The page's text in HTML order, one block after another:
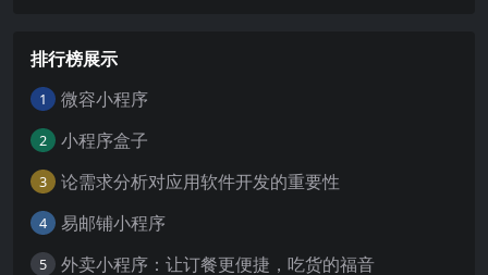
排行榜展示
1 微容小程序
2 小程序盒子
3 论需求分析对应用软件开发的重要性
4 易邮铺小程序
5 外卖小程序：让订餐更便捷，吃货的福音